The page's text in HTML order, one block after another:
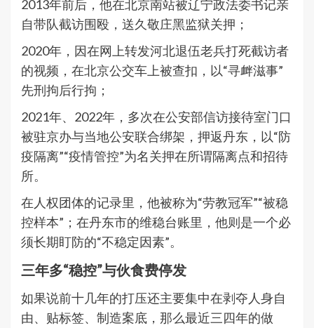
2013年前后，他在北京南站被辽宁政法委书记亲
自带队截访围殴，送久敬庄黑监狱关押；
2020年，因在网上转发河北退伍老兵打死截访者
的视频，在北京公交车上被查扣，以“寻衅滋事”
先刑拘后行拘；
2021年、2022年，多次在公安部信访接待室门口
被驻京办与当地公安联合绑架，押返丹东，以“防
疫隔离”“疫情管控”为名关押在所谓隔离点和招待
所。
在人权团体的记录里，他被称为“劳教冠军”“被稳
控样本”；在丹东市的维稳台账里，他则是一个必
须长期盯防的“不稳定因素”。
三年多“稳控”与伙食费停发
如果说前十几年的打压还主要集中在剥夺人身自
由、贴标签、制造案底，那么最近三四年的做